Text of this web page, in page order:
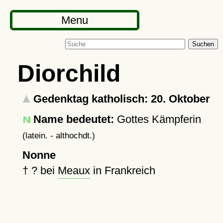
Menu
Suchen
Diorchild
Gedenktag katholisch: 20. Oktober
Name bedeutet: Gottes Kämpferin
(latein. - althochdt.)
Nonne
† ?bei Meauxin Frankreich